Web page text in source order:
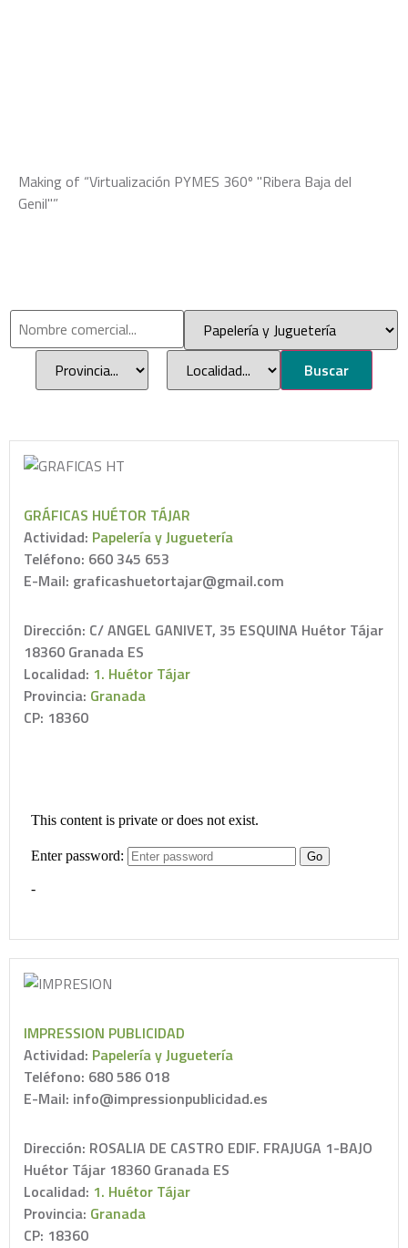
Making of “Virtualización PYMES 360º "Ribera Baja del
Genil"”
Buscar
GRÁFICAS HUÉTOR TÁJAR
Actividad: Papelería y Juguetería
Teléfono: 660 345 653
E-Mail: graficashuetortajar@gmail.com
Dirección: C/ ANGEL GANIVET, 35 ESQUINA Huétor Tájar
18360 Granada ES
Localidad: 1. Huétor Tájar
Provincia: Granada
CP: 18360
IMPRESSION PUBLICIDAD
Actividad: Papelería y Juguetería
Teléfono: 680 586 018
E-Mail: info@impressionpublicidad.es
Dirección: ROSALIA DE CASTRO EDIF. FRAJUGA 1-BAJO
Huétor Tájar 18360 Granada ES
Localidad: 1. Huétor Tájar
Provincia: Granada
CP: 18360